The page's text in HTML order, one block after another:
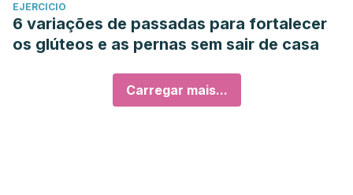
EJERCICIO
6 variações de passadas para fortalecer
os glúteos e as pernas sem sair de casa
Carregar mais...